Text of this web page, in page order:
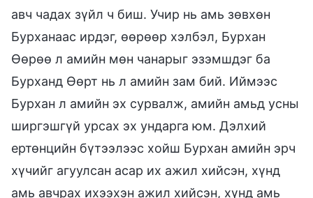
авч чадах зүйл ч биш. Учир нь амь зөвхөн
Бурханаас ирдэг, өөрөөр хэлбэл, Бурхан
Өөрөө л амийн мөн чанарыг эзэмшдэг ба
Бурханд Өөрт нь л амийн зам бий. Иймээс
Бурхан л амийн эх сурвалж, амийн амьд усны
ширгэшгүй урсах эх ундарга юм. Дэлхий
ертөнцийн бүтээлээс хойш Бурхан амийн эрч
хүчийг агуулсан асар их ажил хийсэн, хүнд
амь авчрах ихээхэн ажил хийсэн, хүнд амь